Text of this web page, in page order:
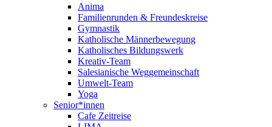
Anima
Familienrunden & Freundeskreise
Gymnastik
Katholische Männerbewegung
Katholisches Bildungswerk
Kreativ-Team
Salesianische Weggemeinschaft
Umwelt-Team
Yoga
Senior*innen
Cafe Zeitreise